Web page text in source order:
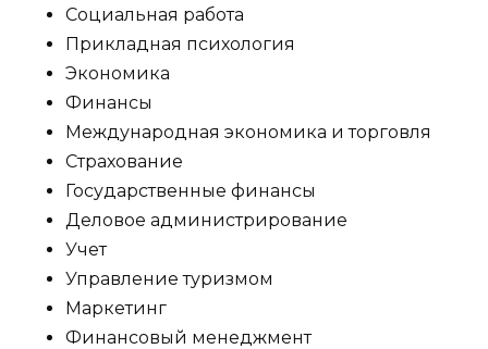
Социальная работа
Прикладная психология
Экономика
Финансы
Международная экономика и торговля
Страхование
Государственные финансы
Деловое администрирование
Учет
Управление туризмом
Маркетинг
Финансовый менеджмент